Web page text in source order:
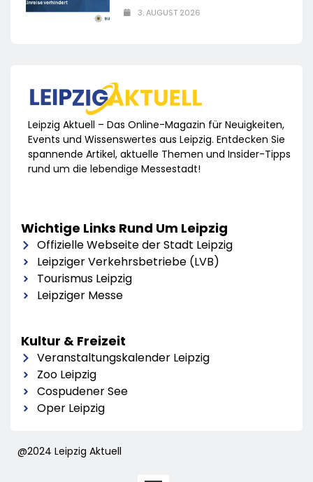
3. AUGUST 2026
Leipzig Aktuell – Das Online-Magazin für Neuigkeiten,
Events und Wissenswertes aus Leipzig. Entdecken Sie
spannende Artikel, aktuelle Themen und Insider-Tipps
rund um die lebendige Messestadt!
Wichtige Links Rund Um Leipzig
Offizielle Webseite der Stadt Leipzig
Leipziger Verkehrsbetriebe (LVB)
Tourismus Leipzig
Leipziger Messe
Kultur & Freizeit
Veranstaltungskalender Leipzig
Zoo Leipzig
Cospudener See
Oper Leipzig
@2024 Leipzig Aktuell